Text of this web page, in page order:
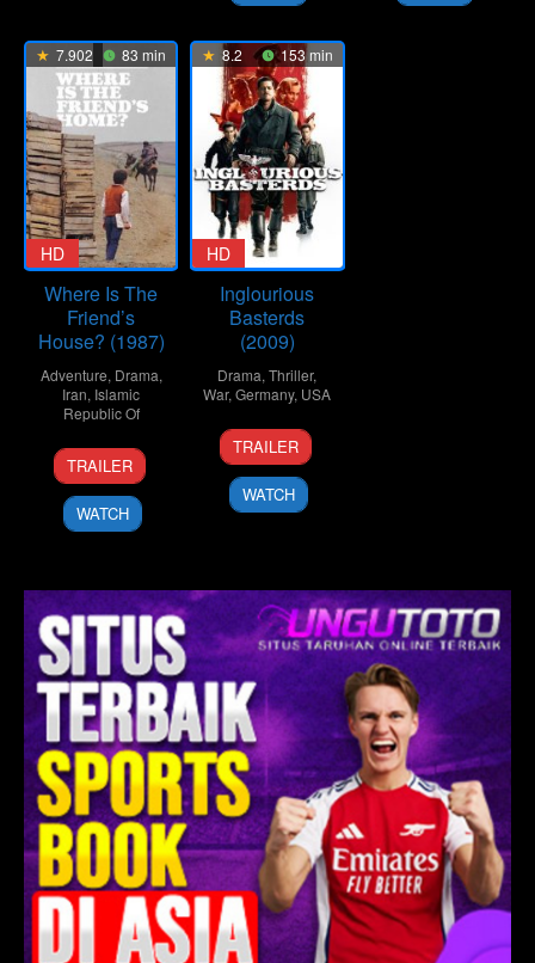
7.902 83 min
HD
Where Is The
Friend’s
House? (1987)
Adventure, Drama,
Iran, Islamic
Republic Of
1
Jul
1987
Abbas
Kiarostami
TRAILER
WATCH
8.2 153 min
HD
Inglourious
Basterds
(2009)
Drama,Thriller,
War,Germany, USA
2
Aug
2009
Carlos
Fidel
TRAILER
WATCH